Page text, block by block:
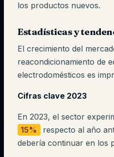
los productos nuevos.
Estadísticas y
El crecimiento del
reacondicionamiento de
electrodomésticos es
Cifras clave 2023
En 2023, el sector
15%
respecto al año
debería continuar en los